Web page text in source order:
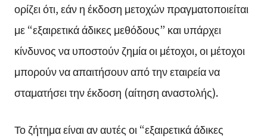
ορίζει ότι, εάν η έκδοση μετοχών πραγματοποιείται
με “εξαιρετικά άδικες μεθόδους” και υπάρχει
κίνδυνος να υποστούν ζημία οι μέτοχοι, οι μέτοχοι
μπορούν να απαιτήσουν από την εταιρεία να
σταματήσει την έκδοση (αίτηση αναστολής).
Το ζήτημα είναι αν αυτές οι “εξαιρετικά άδικες